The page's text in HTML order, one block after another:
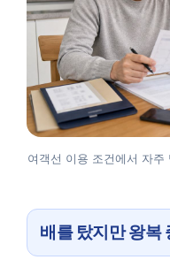
여객선 이용 조건에서 자
배를 탔지만 왕복